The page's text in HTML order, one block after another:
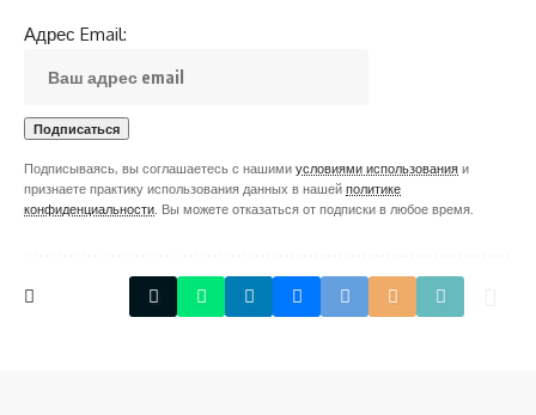
Адрес Email:
Подписываясь, вы соглашаетесь с нашими условиями использования и
признаете практику использования данных в нашей политике
конфиденциальности . Вы можете отказаться от подписки в любое время.